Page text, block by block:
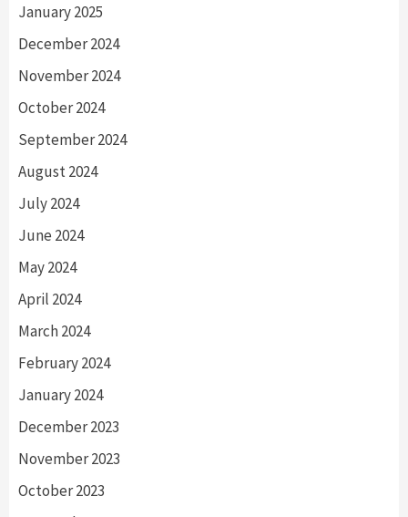
January 2025
December 2024
November 2024
October 2024
September 2024
August 2024
July 2024
June 2024
May 2024
April 2024
March 2024
February 2024
January 2024
December 2023
November 2023
October 2023